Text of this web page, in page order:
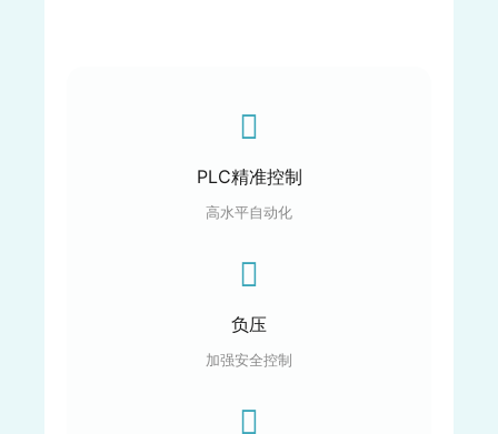
PLC精准控制
高水平自动化
负压
加强安全控制